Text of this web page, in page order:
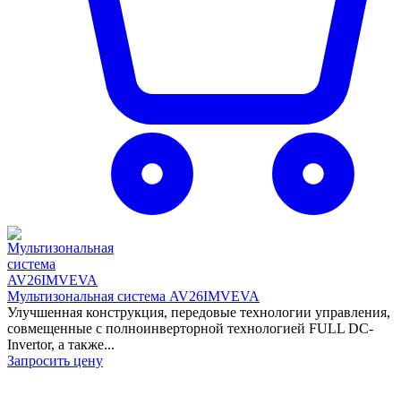
Мультизональная система AV26IMVEVA
Улучшенная конструкция, передовые технологии управления,
совмещенные с полноинверторной технологией FULL DC-
Invertor, а также...
Запросить цену